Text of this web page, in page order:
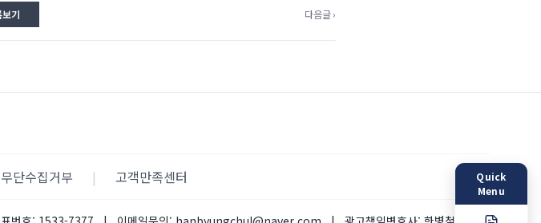
기 다음글 ›
단수집거부 | 고객만족센터
Quick
Menu